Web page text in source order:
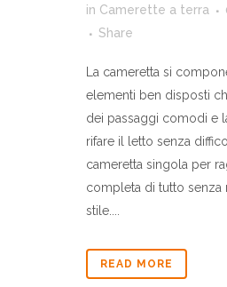
in Camerette a terra
Share
La cameretta si
elementi ben disposti
dei passaggi comodi e
rifare il letto senza
cameretta singola per
completa di tutto senza
stile....
READ MORE